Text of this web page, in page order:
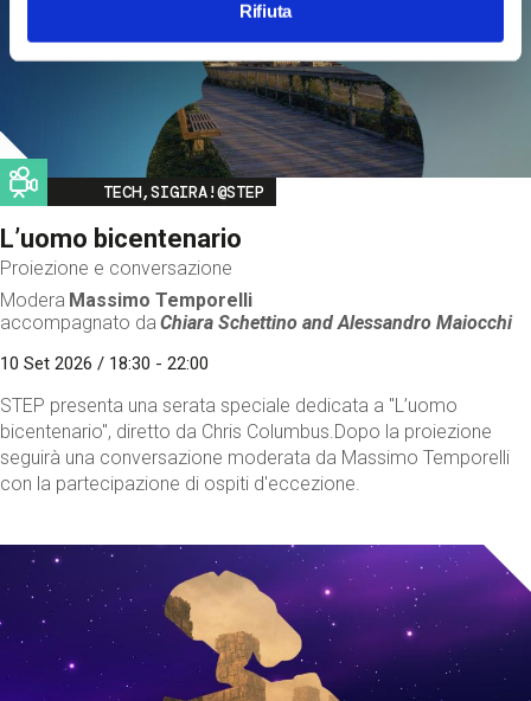
Rifiuta
Image
TECH,SIGIRA!@STEP
L’uomo bicentenario
Proiezione e conversazione
Modera Massimo Temporelli
accompagnato da Chiara Schettino andAlessandro Maiocchi
10 Set 2026 / 18:30 - 22:00
STEP presenta una serata speciale dedicata a "L’uomo
bicentenario", diretto da Chris Columbus.Dopo la proiezione
seguirà una conversazione moderata da Massimo Temporelli
con la partecipazione di ospiti d'eccezione.